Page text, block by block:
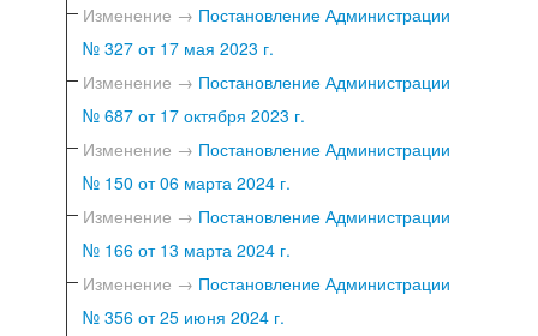
Изменение → Постановление Администрации
№ 327 от 17 мая 2023 г.
Изменение → Постановление Администрации
№ 687 от 17 октября 2023 г.
Изменение → Постановление Администрации
№ 150 от 06 марта 2024 г.
Изменение → Постановление Администрации
№ 166 от 13 марта 2024 г.
Изменение → Постановление Администрации
№ 356 от 25 июня 2024 г.